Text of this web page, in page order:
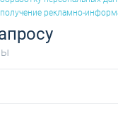
получение рекламно-